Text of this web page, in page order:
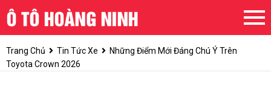
Trang Chủ Tin Tức Xe
Những Điểm Mới Đáng Chú Ý Trên
Toyota Crown 2026